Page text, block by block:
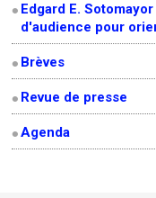
Edgard E.
d'audience pour
Brèves
Revue de presse
Agenda